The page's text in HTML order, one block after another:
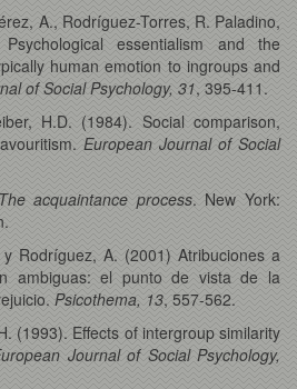
A., Rodríguez-Torres, R. Paladino,
essentialism and the
human emotion to ingroups and
of Social Psychology, 31, 395-411.
H.D. (1984). Social comparison,
European Journal of Social
The acquaintance process. New York:
Rodríguez, A. (2001) Atribuciones a
ambiguas: el punto de vista de la
Psicothema, 13, 557-562.
(1993). Effects of intergroup similarity
Journal of Social Psychology,